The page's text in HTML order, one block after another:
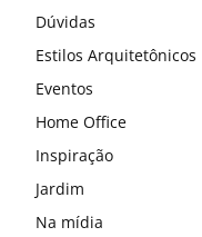
Dúvidas
Estilos Arquitetônicos
Eventos
Home Office
Inspiração
Jardim
Na mídia